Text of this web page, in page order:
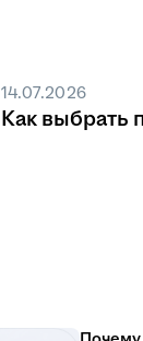
14.07.2026
Как выбрать